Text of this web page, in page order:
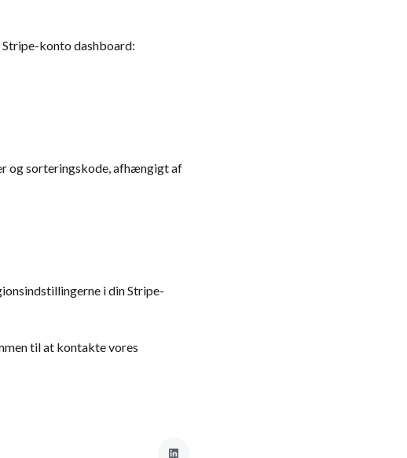
konto dashboard:
og sorteringskode, afhængigt af
i din Stripe-
til at kontakte vores